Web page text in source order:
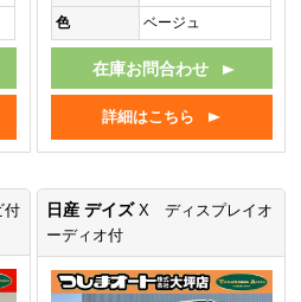
色
ベージュ
在庫お問合わせ
詳細はこちら
付 日産 デイズX ディスプレイオ
ーディオ付